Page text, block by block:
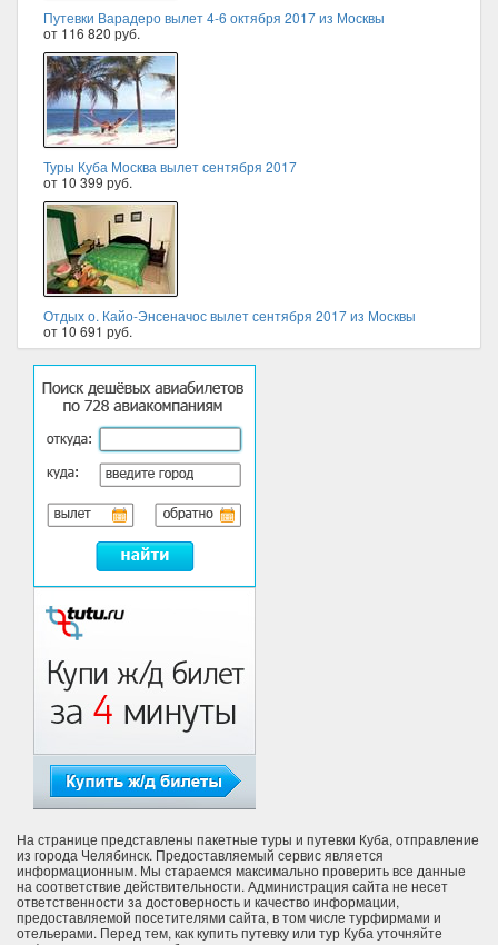
Путевки Варадеро вылет 4-6 октября 2017 из Москвы
от 116 820 руб.
Туры Куба Москва вылет сентября 2017
от 10 399 руб.
Отдых о. Кайо-Энсеначос вылет сентября 2017 из Москвы
от 10 691 руб.
На странице представлены пакетные туры и путевки Куба, отправление
из города Челябинск. Предоставляемый сервис является
информационным. Мы стараемся максимально проверить все данные
на соответствие действительности. Администрация сайта не несет
ответственности за достоверность и качество информации,
предоставляемой посетителями сайта, в том числе турфирмами и
отельерами. Перед тем, как купить путевку или тур Куба уточняйте